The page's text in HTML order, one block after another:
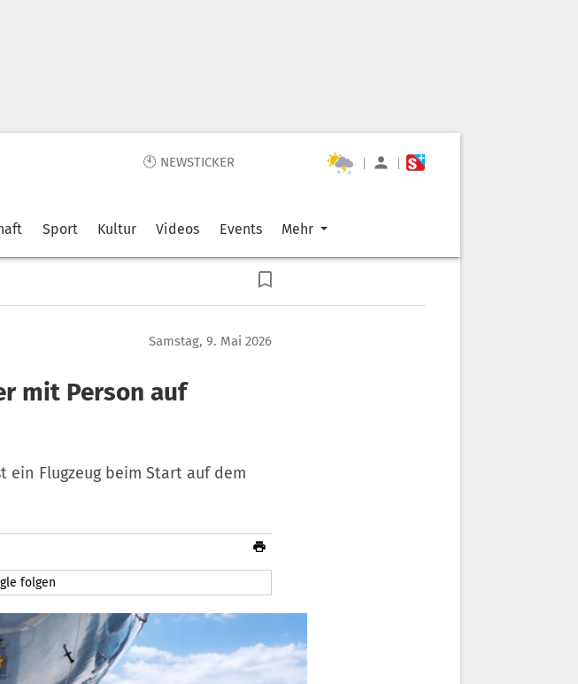
🕙 NEWSTICKER | |
Sport Kultur Videos Events Mehr
Samstag, 9. Mai 2026
mit Person auf
ein Flugzeug beim Start auf dem
folgen